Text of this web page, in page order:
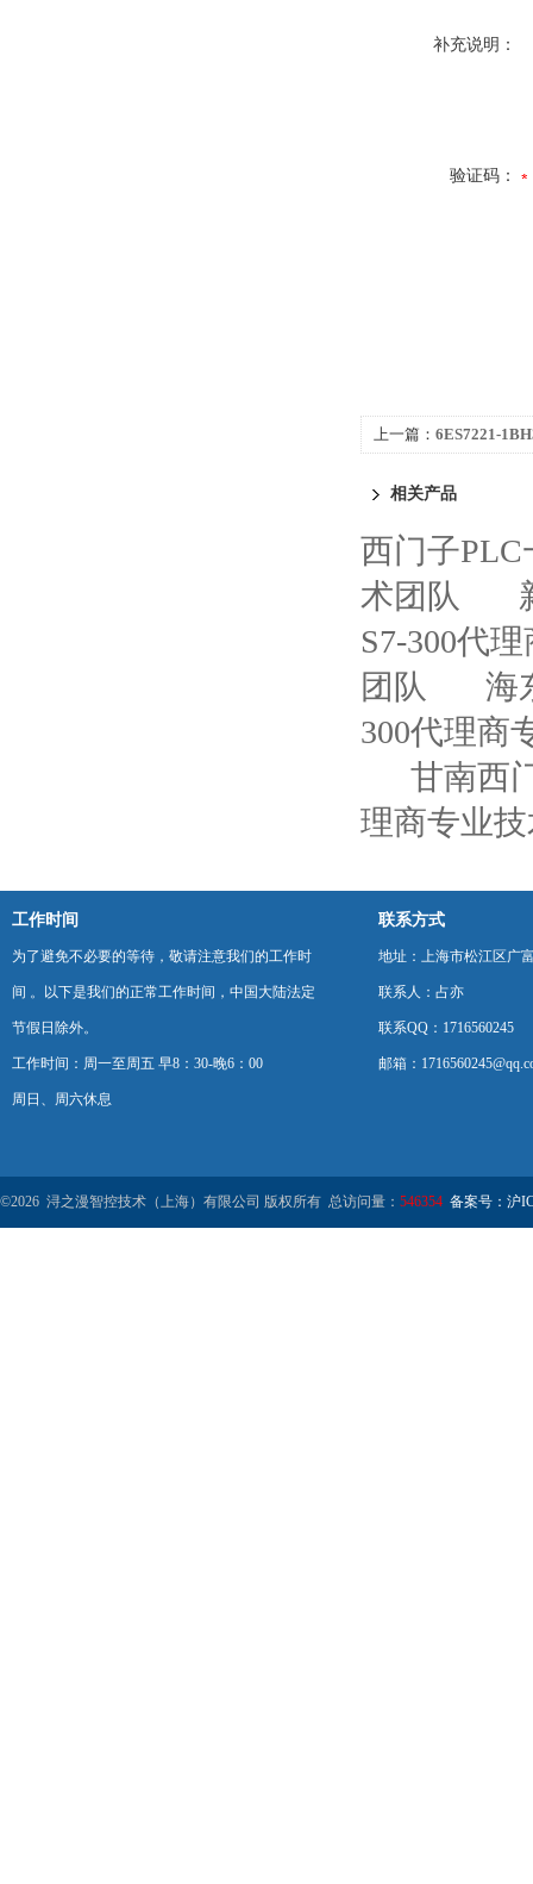
补充说明：
验证码：
上一篇： 6ES7221-
相关产品
西门子
术团队
S7-300代
团队
海
300代理商
甘南西
理商专业
工作时间
为了避免不必要的等待，敬请注意我们的工作时
间 。以下是我们的正常工作时间，中国大陆法定
节假日除外。
工作时间：周一至周五 早8：30-晚6：00
周日、周六休息
联系方式
地址：上海市松江区广
联系人：占亦
联系QQ：1716560245
邮箱：
©2026 浔之漫智控技术（上海）有限公司 版权所有 总访问量： 546354 备案号：沪